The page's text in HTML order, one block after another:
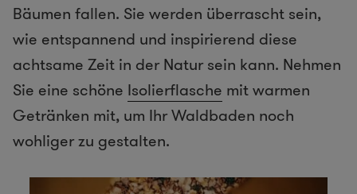
Bäumen fallen. Sie werden überrascht sein,
wie entspannend und inspirierend diese
achtsame Zeit in der Natur sein kann. Nehmen
Sie eine schöne Isolierflasche mit warmen
Getränken mit, um Ihr Waldbaden noch
wohliger zu gestalten.